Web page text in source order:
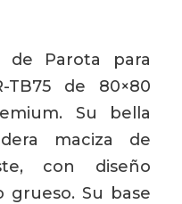
de Parota para
TB75 de 80×80
Su bella
maciza de
con diseño
Su base